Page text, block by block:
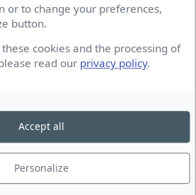
. Des innovations qui
l’engagement
de marques.
or to change your preferences,
button.
cookies and the processing of
read our privacy policy.
Personalize
Accept all